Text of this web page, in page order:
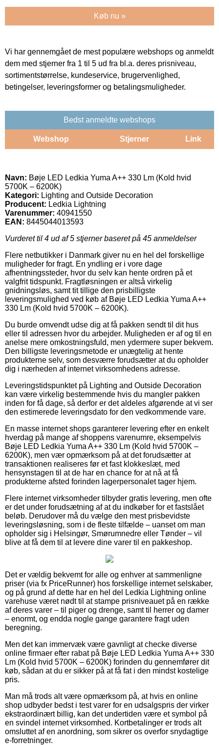
Køb nu »
Vi har gennemgået de mest populære webshops og anmeldt
dem med stjerner fra 1 til 5 ud fra bl.a. deres prisniveau,
sortimentstørrelse, kundeservice, brugervenlighed,
betingelser, leveringsformer og betalingsmuligheder.
Bedst anmeldte webshops
Webshop Stjerner Link
Navn: Bøje LED Ledkia Yuma A++ 330 Lm (Kold hvid
5700K – 6200K)
Kategori: Lighting and Outside Decoration
Producent: Ledkia Lightning
Varenummer: 40941550
EAN: 8445044013593
Vurderet til 4 ud af 5 stjerner baseret på 45 anmeldelser
Flere netbutikker i Danmark giver nu en hel del forskellige
muligheder for fragt. En yndling er i vore dage
afhentningssteder, hvor du selv kan hente ordren på et
valgfrit tidspunkt. Fragtløsningen er altså virkelig
gnidningsløs, samt tit tillige den prisbilligste
leveringsmulighed ved køb af Bøje LED Ledkia Yuma A++
330 Lm (Kold hvid 5700K – 6200K).
Du burde omvendt udse dig at få pakken sendt til dit hus
eller til adressen hvor du arbejder. Muligheden er af og til en
anelse mere omkostningsfuld, men ydermere super bekvem.
Den billigste leveringsmetode er unægtelig at hente
produkterne selv, som desværre forudsætter at du opholder
dig i nærheden af internet virksomhedens adresse.
Leveringstidspunktet på Lighting and Outside Decoration
kan være virkelig bestemmende hvis du mangler pakken
inden for få dage, så derfor er det aldeles afgørende at vi ser
den estimerede leveringsdato for den vedkommende vare.
En masse internet shops garanterer levering efter en enkelt
hverdag på mange af shoppens varenumre, eksempelvis
Bøje LED Ledkia Yuma A++ 330 Lm (Kold hvid 5700K –
6200K), men vær opmærksom på at det forudsætter at
transaktionen realiseres før et fast klokkeslæt, med
hensynstagen til at de har en chance for at nå at få
produkterne afsted forinden lagerpersonalet tager hjem.
Flere internet virksomheder tilbyder gratis levering, men ofte
er det under forudsætning af at du indkøber for et fastslået
beløb. Derudover må du vælge den mest prisbevidste
leveringsløsning, som i de fleste tilfælde – uanset om man
opholder sig i Helsingør, Smørumnedre eller Tønder – vil
blive at få dem til at levere dine varer til en pakkeshop.
Det er vældig bekvemt for alle og enhver at sammenligne
priser (via fx PriceRunner) hos forskellige internet selskaber,
og på grund af dette har en hel del Ledkia Lightning online
varehuse været nødt til at stampe prisniveauet på en række
af deres varer – til piger og drenge, samt til herrer og damer
– enormt, og endda nogle gange garantere fragt uden
beregning.
Men det kan immervæk være gavnligt at checke diverse
online firmaer efter rabat på Bøje LED Ledkia Yuma A++ 330
Lm (Kold hvid 5700K – 6200K) forinden du gennemfører dit
køb, sådan at du er sikker på at få fat i den mindst kostelige
pris.
Man må trods alt være opmærksom på, at hvis en online
shop udbyder bedst i test varer for en udsalgspris der virker
ekstraordinært billig, kan det undertiden være et symbol på
en svindel internet virksomhed. Kortbetalinger er trods alt
omsluttet af en anordning, som sikrer os overfor snydagtige
e-forretninger.